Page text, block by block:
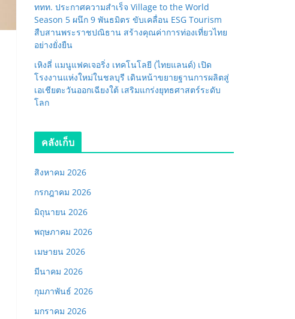
ททท. ประกาศความสำเร็จ Village to the World
Season 5 ผนึก 9 พันธมิตร ขับเคลื่อน ESG Tourism
สืบสานพระราชปณิธาน สร้างคุณค่าการท่องเที่ยวไทย
อย่างยั่งยืน
เหิงลี่ แมนูแฟคเจอริ่ง เทคโนโลยี (ไทยแลนด์) เปิด
โรงงานแห่งใหม่ในชลบุรี เดินหน้าขยายฐานการผลิตสู่
เอเชียตะวันออกเฉียงใต้ เสริมแกร่งยุทธศาสตร์ระดับ
โลก
คลังเก็บ
สิงหาคม 2026
กรกฎาคม 2026
มิถุนายน 2026
พฤษภาคม 2026
เมษายน 2026
มีนาคม 2026
กุมภาพันธ์ 2026
มกราคม 2026